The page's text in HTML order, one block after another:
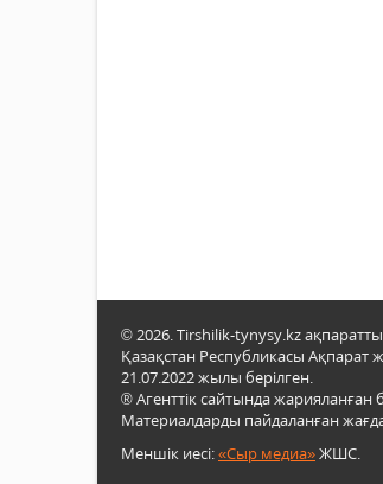
© 2026. Tirshilik-tynysy.kz ақпараттық
Қазақстан Республикасы Ақпарат
21.07.2022 жылы берілген.
® Агенттік сайтында
Материалдарды пайдаланған
Меншік иесі:«Сыр медиа»ЖШС.